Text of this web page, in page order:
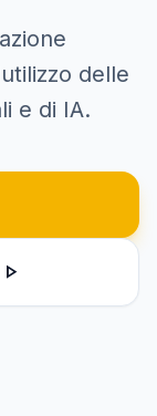
delle
e di IA.
play_arrow